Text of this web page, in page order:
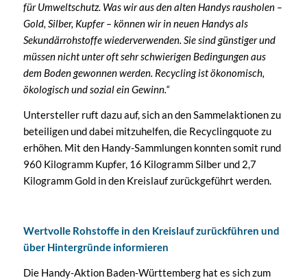
für Umweltschutz. Was wir aus den alten Handys rausholen –
Gold, Silber, Kupfer – können wir in neuen Handys als
Sekundärrohstoffe wiederverwenden. Sie sind günstiger und
müssen nicht unter oft sehr schwierigen Bedingungen aus
dem Boden gewonnen werden. Recycling ist ökonomisch,
ökologisch und sozial ein Gewinn.“
Untersteller ruft dazu auf, sich an den Sammelaktionen zu
beteiligen und dabei mitzuhelfen, die Recyclingquote zu
erhöhen. Mit den Handy-Sammlungen konnten somit rund
960 Kilogramm Kupfer, 16 Kilogramm Silber und 2,7
Kilogramm Gold in den Kreislauf zurückgeführt werden.
Wertvolle Rohstoffe in den Kreislauf zurückführen und
über Hintergründe informieren
Die Handy-Aktion Baden-Württemberg hat es sich zum